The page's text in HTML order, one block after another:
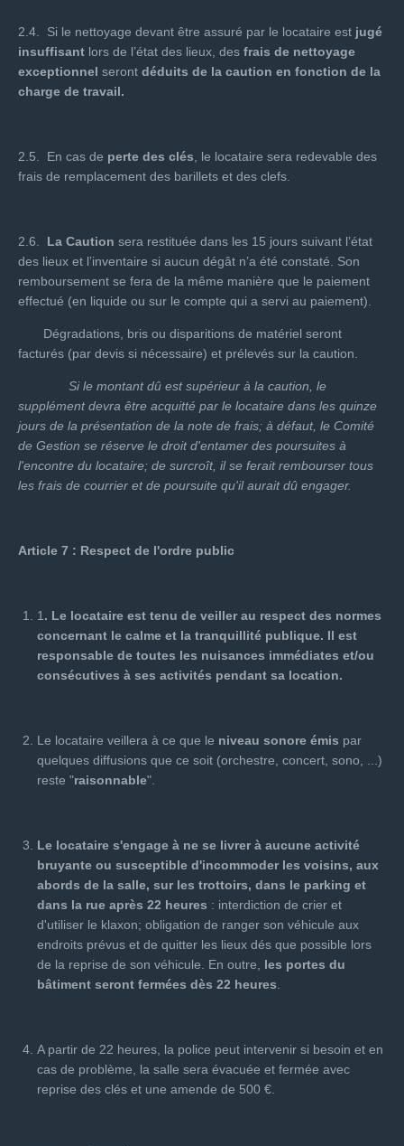
2.4. Si le nettoyage devant être assuré par le locataire est jugé
insuffisant lors de l’état des lieux, des frais de nettoyage
exceptionnel seront déduits de la caution en fonction de la
charge de travail.
2.5. En cas de perte des clés , le locataire sera redevable des
frais de remplacement des barillets et des clefs.
2.6. La Caution sera restituée dans les 15 jours suivant l’état
des lieux et l’inventaire si aucun dégât n’a été constaté. Son
remboursement se fera de la même manière que le paiement
effectué (en liquide ou sur le compte qui a servi au paiement).
Dégradations, bris ou disparitions de matériel seront
facturés (par devis si nécessaire) et prélevés sur la caution.
Si le montant dû est supérieur à la caution, le
supplément devra être acquitté par le locataire dans les quinze
jours de la présentation de la note de frais; à défaut, le Comité
de Gestion se réserve le droit d'entamer des poursuites à
l'encontre du locataire; de surcroît, il se ferait rembourser tous
les frais de courrier et de poursuite qu'il aurait dû engager.
Article 7 : Respect de l'ordre public
1 . Le locataire est tenu de veiller au respect des normes
concernant le calme et la tranquillité publique. Il est
responsable de toutes les nuisances immédiates et/ou
consécutives à ses activités pendant sa location.
Le locataire veillera à ce que le niveau sonore émis par
quelques diffusions que ce soit (orchestre, concert, sono, ...)
reste "raisonnable".
Le locataire s'engage à ne se livrer à aucune activité
bruyante ou susceptible d'incommoder les voisins, aux
abords de la salle, sur les trottoirs, dans le parking et
dans la rue après 22 heures : interdiction de crier et
d'utiliser le klaxon; obligation de ranger son véhicule aux
endroits prévus et de quitter les lieux dés que possible lors
de la reprise de son véhicule. En outre, les portes du
bâtiment seront fermées dès 22 heures
A partir de 22 heures, la police peut intervenir si besoin et en
cas de problème, la salle sera évacuée et fermée avec
reprise des clés et une amende de 500 €.